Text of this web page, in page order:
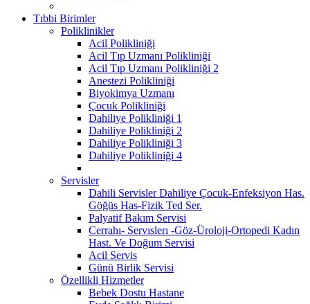
Tıbbi Birimler
Poliklinikler
Acil Polikliniği
Acil Tıp Uzmanı Polikliniği
Acil Tıp Uzmanı Polikliniği 2
Anestezi Polikliniği
Biyokimya Uzmanı
Çocuk Polikliniği
Dahiliye Polikliniği 1
Dahiliye Polikliniği 2
Dahiliye Polikliniği 3
Dahiliye Polikliniği 4
Servisler
Dahili Servisler Dahiliye Çocuk-Enfeksiyon Has.
Göğüs Has-Fizik Ted Ser.
Palyatif Bakım Servisi
Cerrahı- Servıslerı -Göz-Üroloji-Ortopedi Kadın
Hast. Ve Doğum Servisi
Acil Servis
Günü Birlik Servisi
Özellikli Hizmetler
Bebek Dostu Hastane